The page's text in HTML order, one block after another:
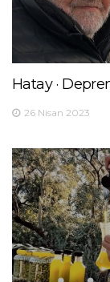
Hatay ·
26 Nisan 2023